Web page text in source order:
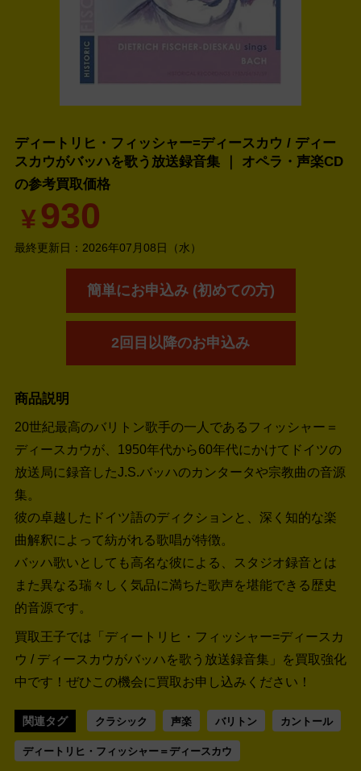
ディートリヒ・フィッシャー=ディースカウ / ディー
スカウがバッハを歌う放送録音集 ｜ オペラ・声楽CD
の参考買取価格
¥930
最終更新日： 2026年07月08日（水）
簡単にお申込み (初めての方)
2回目以降のお申込み
商品説明
20世紀最高のバリトン歌手の一人であるフィッシャー＝
ディースカウが、1950年代から60年代にかけてドイツの
放送局に録音したJ.S.バッハのカンタータや宗教曲の音源
集。
彼の卓越したドイツ語のディクションと、深く知的な楽
曲解釈によって紡がれる歌唱が特徴。
バッハ歌いとしても高名な彼による、スタジオ録音とは
また異なる瑞々しく気品に満ちた歌声を堪能できる歴史
的音源です。
買取王子では「ディートリヒ・フィッシャー=ディースカ
ウ / ディースカウがバッハを歌う放送録音集」を買取強化
中です！ ぜひこの機会に買取お申し込みください！
関連タグ クラシック 声楽 バリトン カントール
ディートリヒ・フィッシャー＝ディースカウ